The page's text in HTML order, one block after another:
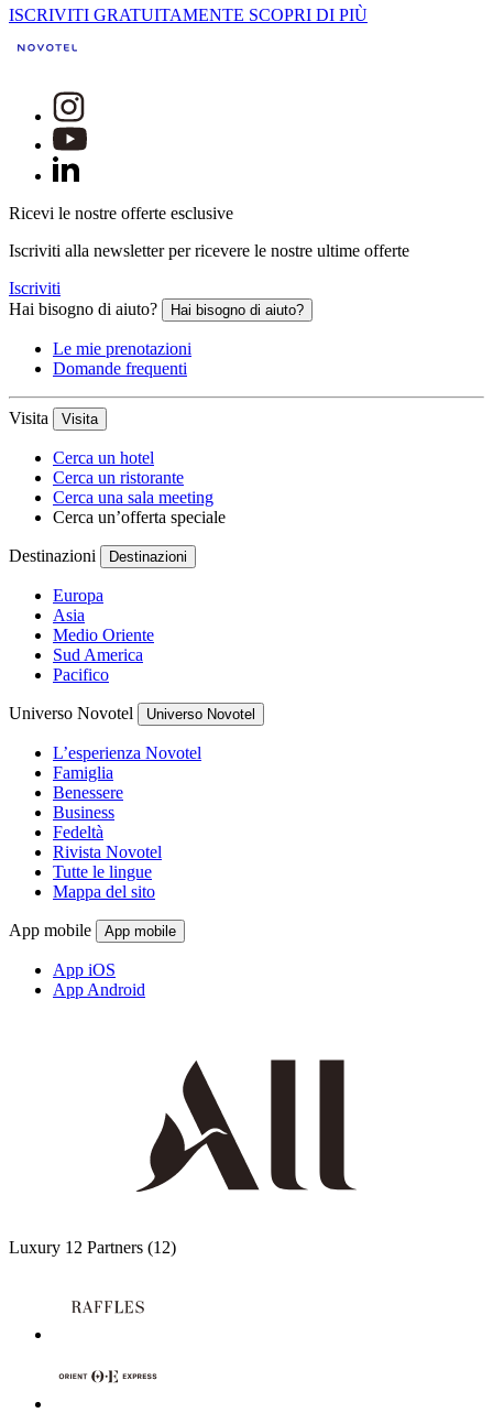
ISCRIVITI GRATUITAMENTE SCOPRI DI PIÙ
Ricevi le nostre offerte esclusive
Iscriviti alla newsletter per ricevere le nostre ultime offerte
Iscriviti
Hai bisogno di aiuto?
Hai bisogno di aiuto?
Le mie prenotazioni
Domande frequenti
Visita Visita
Cerca un hotel
Cerca un ristorante
Cerca una sala meeting
Cerca un’offerta speciale
Destinazioni Destinazioni
Europa
Asia
Medio Oriente
Sud America
Pacifico
Universo Novotel Universo Novotel
L’esperienza Novotel
Famiglia
Benessere
Business
Fedeltà
Rivista Novotel
Tutte le lingue
Mappa del sito
App mobile App mobile
App iOS
App Android
Luxury 12 Partners (12)